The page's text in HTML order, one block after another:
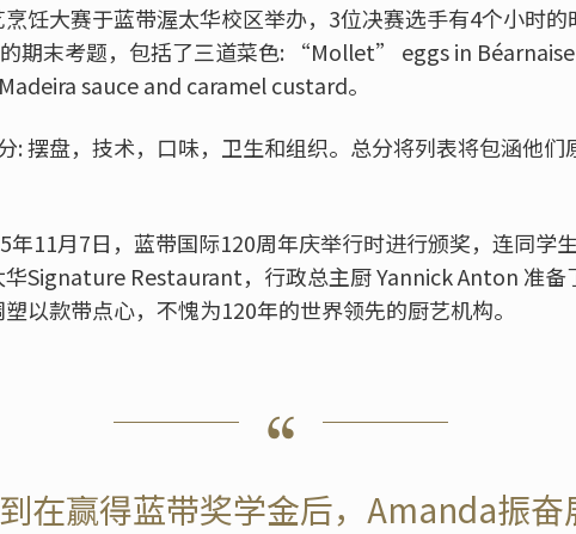
饪大赛于蓝带渥太华校区举办，3位决赛选手有4个小时
期末考题，包括了三道菜色: “Mollet” eggs in
sauce and caramel custard。
: 摆盘，技术，口味，卫生和组织。总分将列表将包涵他们
年11月7日，蓝带国际120周年庆举行时进行颁奖，连同学
Signature Restaurant，行政总主厨 Yannick Anton 准备
以款带点心，不愧为120年的世界领先的厨艺机构。
在赢得蓝带奖学金后，Amanda振奋